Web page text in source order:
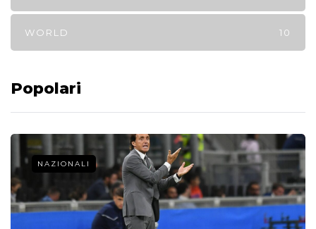
WORLD 10
Popolari
NAZIONALI